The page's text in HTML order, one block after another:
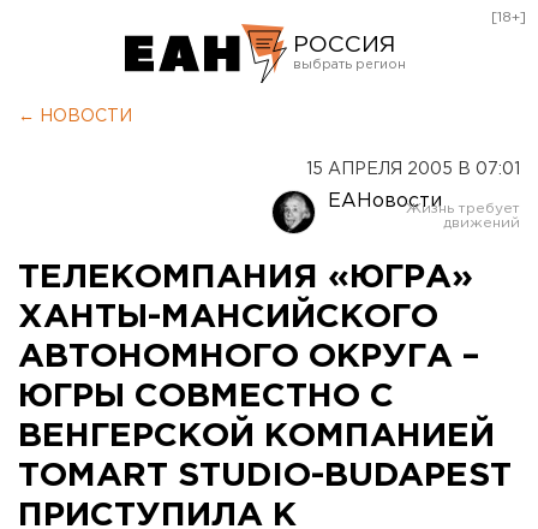
РОССИЯ
Оренбург
[18+]
← НОВОСТИ
15 АПРЕЛЯ 2005 В 07:01
ЕАНовости
ТЕЛЕКОМПАНИЯ «ЮГРА»
ХАНТЫ-МАНСИЙСКОГО
АВТОНОМНОГО ОКРУГА –
ЮГРЫ СОВМЕСТНО С
ВЕНГЕРСКОЙ КОМПАНИЕЙ
ТОМАRТ STUDIO-BUDAPEST
ПРИСТУПИЛА К